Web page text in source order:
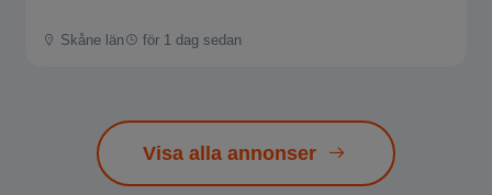
Skåne län för 1 dag sedan
Visa alla annonser